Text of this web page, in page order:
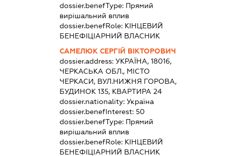
dossier.benefType: Прямий
вирішальний вплив
dossier.benefRole: КІНЦЕВИЙ
БЕНЕФІЦІАРНИЙ ВЛАСНИК
САМЕЛЮК СЕРГІЙ ВІКТОРОВИЧ
dossier.address: УКРАЇНА, 18016,
ЧЕРКАСЬКА ОБЛ., МІСТО
ЧЕРКАСИ, ВУЛ.НИЖНЯ ГОРОВА,
БУДИНОК 135, КВАРТИРА 24
dossier.nationality: Україна
dossier.benefInterest: 50
dossier.benefType: Прямий
вирішальний вплив
dossier.benefRole: КІНЦЕВИЙ
БЕНЕФІЦІАРНИЙ ВЛАСНИК